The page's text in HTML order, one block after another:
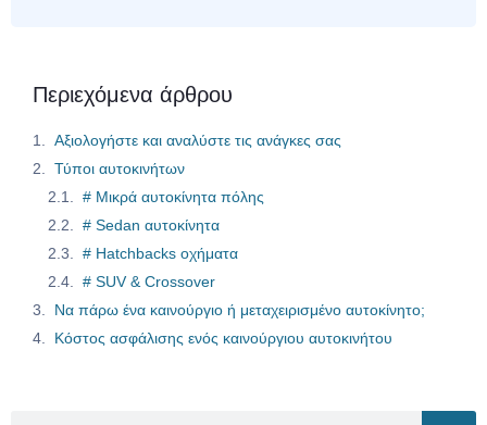
Περιεχόμενα άρθρου
Αξιολογήστε και αναλύστε τις ανάγκες σας
Τύποι αυτοκινήτων
# Μικρά αυτοκίνητα πόλης
# Sedan αυτοκίνητα
# Hatchbacks οχήματα
# SUV & Crossover
Να πάρω ένα καινούργιο ή μεταχειρισμένο αυτοκίνητο;
Κόστος ασφάλισης ενός καινούργιου αυτοκινήτου